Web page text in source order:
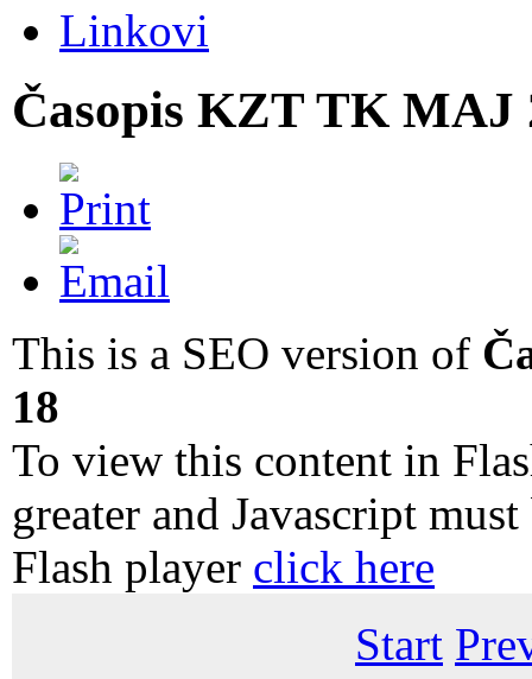
Linkovi
Časopis KZT TK MAJ
This is a SEO version of
18
To view this content in
greater and Javascript
Flash player click here
Start